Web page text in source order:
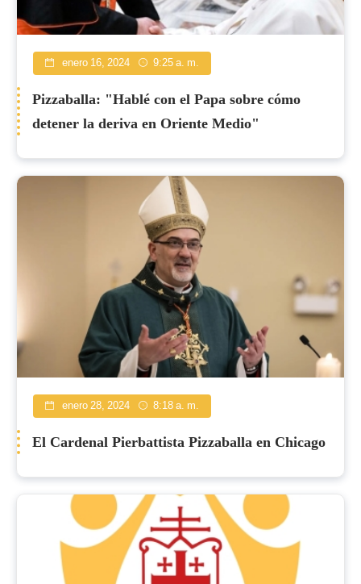
enero 16, 2024 9:25 a. m.
Pizzaballa: "Hablé con el Papa sobre cómo
detener la deriva en Oriente Medio"
enero 28, 2024 8:18 a. m.
El Cardenal Pierbattista Pizzaballa en Chicago